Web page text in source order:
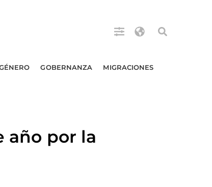
GOBERNANZA MIGRACIONES
año por la